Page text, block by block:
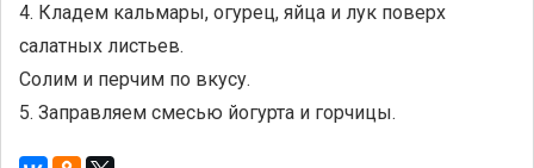
4. Кладем кальмары, огурец, яйца и лук поверх
салатных листьев.
Солим и перчим по вкусу.
5. Заправляем смесью йогурта и горчицы.